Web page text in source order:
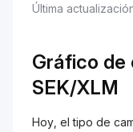
Última
Gráfico de
SEK/XLM
Hoy, el tipo de